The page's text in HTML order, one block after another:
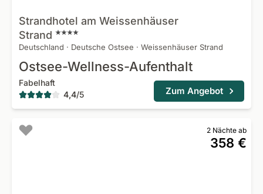
Strandhotel am Weissenhäuser
Strand
Deutschland · Deutsche Ostsee · Weissenhäuser Strand
Ostsee-Wellness-Aufenthalt
Fabelhaft
4,4/5 Zum Angebot
2 Nächte ab
358 €